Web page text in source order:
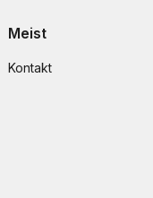
Meist
Kontakt